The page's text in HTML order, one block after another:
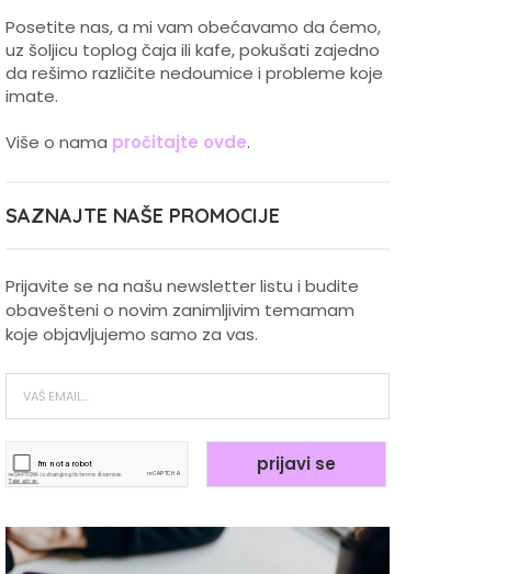
Posetite nas, a mi vam obećavamo da ćemo,
uz šoljicu toplog čaja ili kafe, pokušati zajedno
da rešimo različite nedoumice i probleme koje
imate.
Više o nama pročitajte ovde.
SAZNAJTE NAŠE PROMOCIJE
Prijavite se na našu newsletter listu i budite
obavešteni o novim zanimljivim temamam
koje objavljujemo samo za vas.